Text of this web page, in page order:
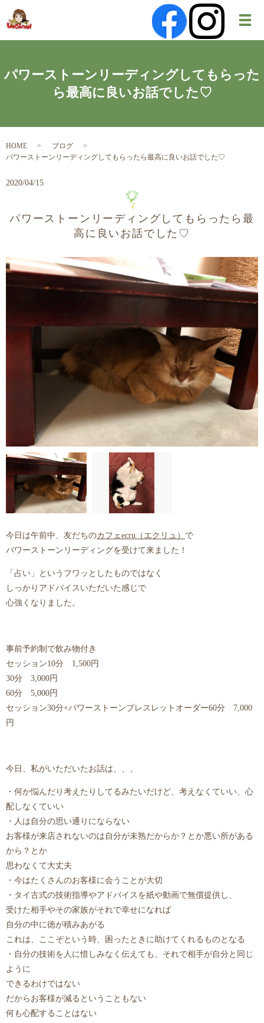
メ
パワーストーンリーディングしてもらった
ら最高に良いお話でした♡
HOME
ブログ
パワーストーンリーディングしてもらったら最高に良いお話でした♡
2020/04/15
パワーストーンリーディングしてもらったら最
高に良いお話でした♡
今日は午前中、友だちのカフェecru（エクリュ） で
パワーストーンリーディングを受けて来ました！
「占い」というフワッとしたものではなく
しっかりアドバイスいただいた感じで
心強くなりました。
事前予約制で飲み物付き
セッション10分 1,500円
30分 3,000円
60分 5,000円
セッション30分+パワーストーンブレスレットオーダー60分 7,000
円
今日、私がいただいたお話は、、、
・何か悩んだり考えたりしてるみたいだけど、考えなくていい、心
配しなくていい
・人は自分の思い通りにならない
お客様が来店されないのは自分が未熟だからか？とか悪い所がある
から？とか
思わなくて大丈夫
・今はたくさんのお客様に会うことが大切
・タイ古式の技術指導やアドバイスを紙や動画で無償提供し、
受けた相手やその家族がそれで幸せになれば
自分の中に徳が積みあがる
これは、ここぞという時、困ったときに助けてくれるものとなる
・自分の技術を人に惜しみなく伝えても、それで相手が自分と同じ
ように
できるわけではない
だからお客様が減るということもない
何も心配することはない